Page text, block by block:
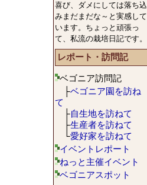
喜び、ダメにしては落ち込
みまだまだな～と実感して
います。ちょっと頑張っ
て、私流の栽培日記です。
レポート・訪問記
ベゴニア訪問記
├ベゴニア園を訪ね
て
├自生地を訪ねて
├生産者を訪ねて
└愛好家を訪ねて
イベントレポート
ねっと主催イベント
ベゴニアスポット